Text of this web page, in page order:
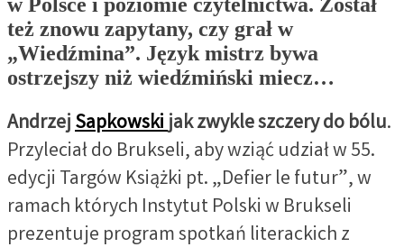
w Polsce i poziomie czytelnictwa. Został
też znowu zapytany, czy grał w
„Wiedźmina”. Język mistrz bywa
ostrzejszy niż wiedźmiński miecz…
AndrzejSapkowskijak zwykle szczery do bólu.
Przyleciał do Brukseli, aby wziąć udział w 55.
edycji Targów Książki pt. „Defier le futur”, w
ramach których Instytut Polski w Brukseli
prezentuje program spotkań literackich z